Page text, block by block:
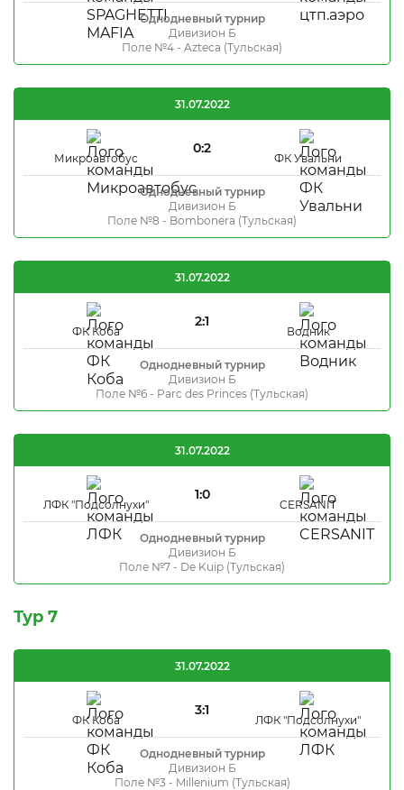
Однодневный турнир
Дивизион Б
Поле №4 - Azteca (Тульская)
Микроавтобус
0:2
ФК Увальни
31.07.2022
Однодневный турнир
Дивизион Б
Поле №8 - Bombonera (Тульская)
ФК Коба
2:1
Водник
31.07.2022
Однодневный турнир
Дивизион Б
Поле №6 - Parc des Princes (Тульская)
ЛФК "Подсолнухи"
1:0
CERSANIT
31.07.2022
Однодневный турнир
Дивизион Б
Поле №7 - De Kuip (Тульская)
Тур 7
ФК Коба
3:1
ЛФК "Подсолнухи"
31.07.2022
Однодневный турнир
Дивизион Б
Поле №3 - Millenium (Тульская)